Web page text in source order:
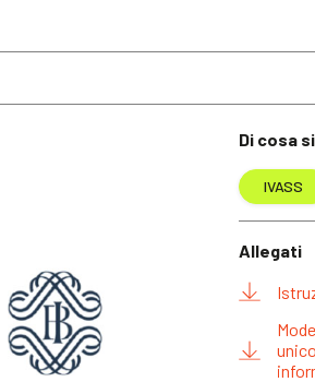
Di cosa
IVASS
Allegati